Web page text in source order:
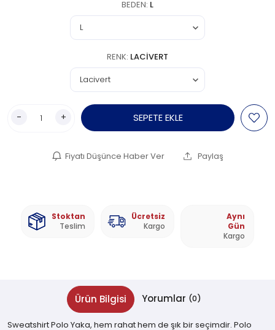
BEDEN: L
RENK: LACIVERT
- + SEPETE EKLE
Fiyatı Düşünce Haber Ver Paylaş
Stoktan
Teslim
Ücretsiz
Kargo
Aynı
Gün
Kargo
Ürün Bilgisi Yorumlar (0)
Sweatshirt Polo Yaka, hem rahat hem de şık bir seçimdir. Polo